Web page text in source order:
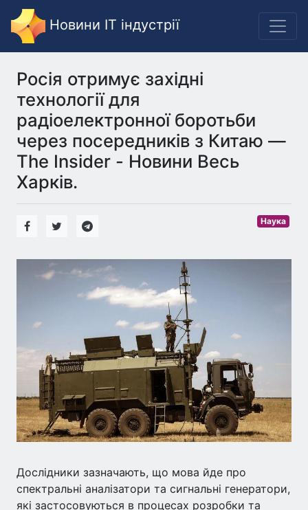
Новини IT індустрії
Росія отримує західні
технології для
радіоелектронної боротьби
через посередників з Китаю —
The Insider - Новини Весь
Харків.
Наука
Дослідники зазначають, що мова йде про
спектральні аналізатори та сигнальні генератори,
які застосовуються в процесах розробки та